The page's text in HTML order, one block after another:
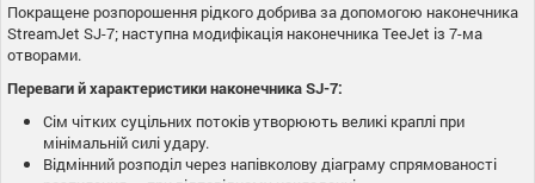
Покращене розпорошення рідкого добрива за допомогою наконечника
StreamJet SJ-7; наступна модифікація наконечника TeeJet із 7-ма
отворами.
Переваги й характеристики наконечника SJ-7:
Сім чітких суцільних потоків утворюють великі краплі при
мінімальній силі удару.
Відмінний розподіл через напівколову діаграму спрямованості